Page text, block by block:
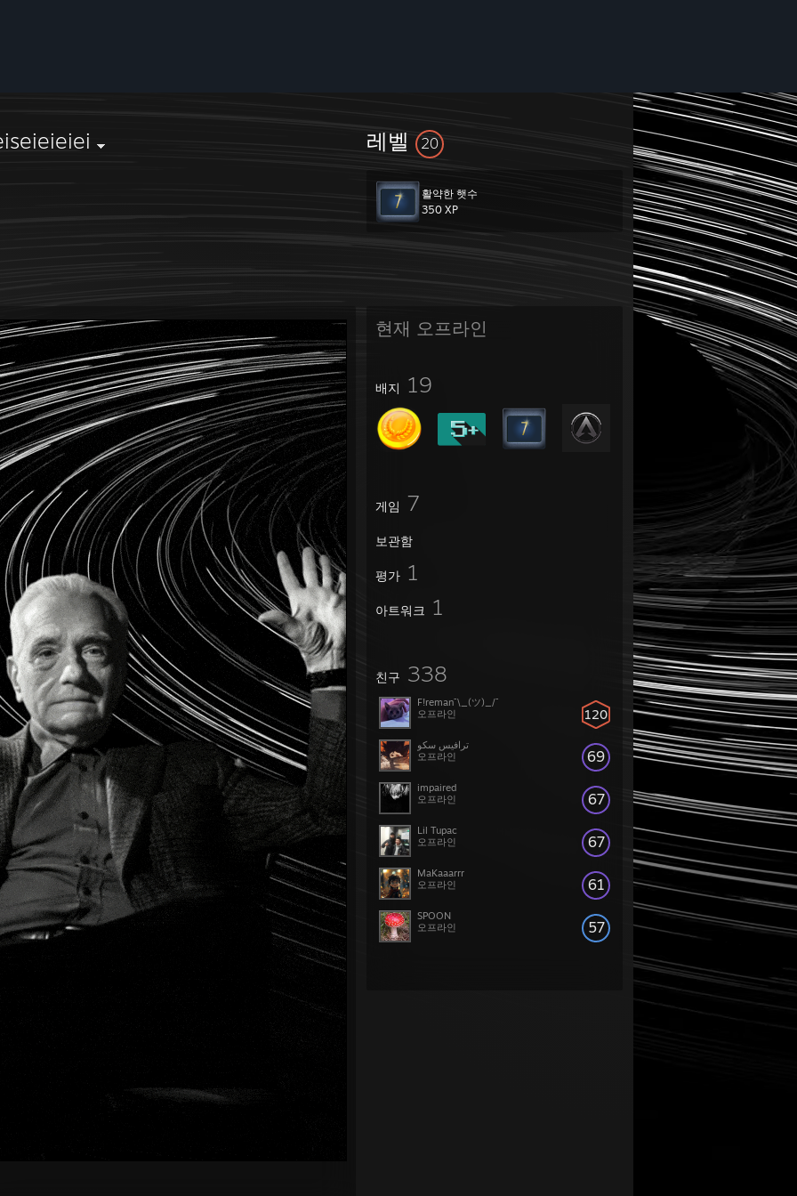
레벨 20
활약한 햇수
350 XP
현재 오프라인
배지 19
게임 7
보관함
평가 1
아트워크 1
친구 338
120
F!reman¯\_(ツ)_/¯
오프라인
69
ترافيس سكو
오프라인
67
impaired
오프라인
67
Lil Tupac
오프라인
61
MaKaaarrr
오프라인
57
SPOON
오프라인